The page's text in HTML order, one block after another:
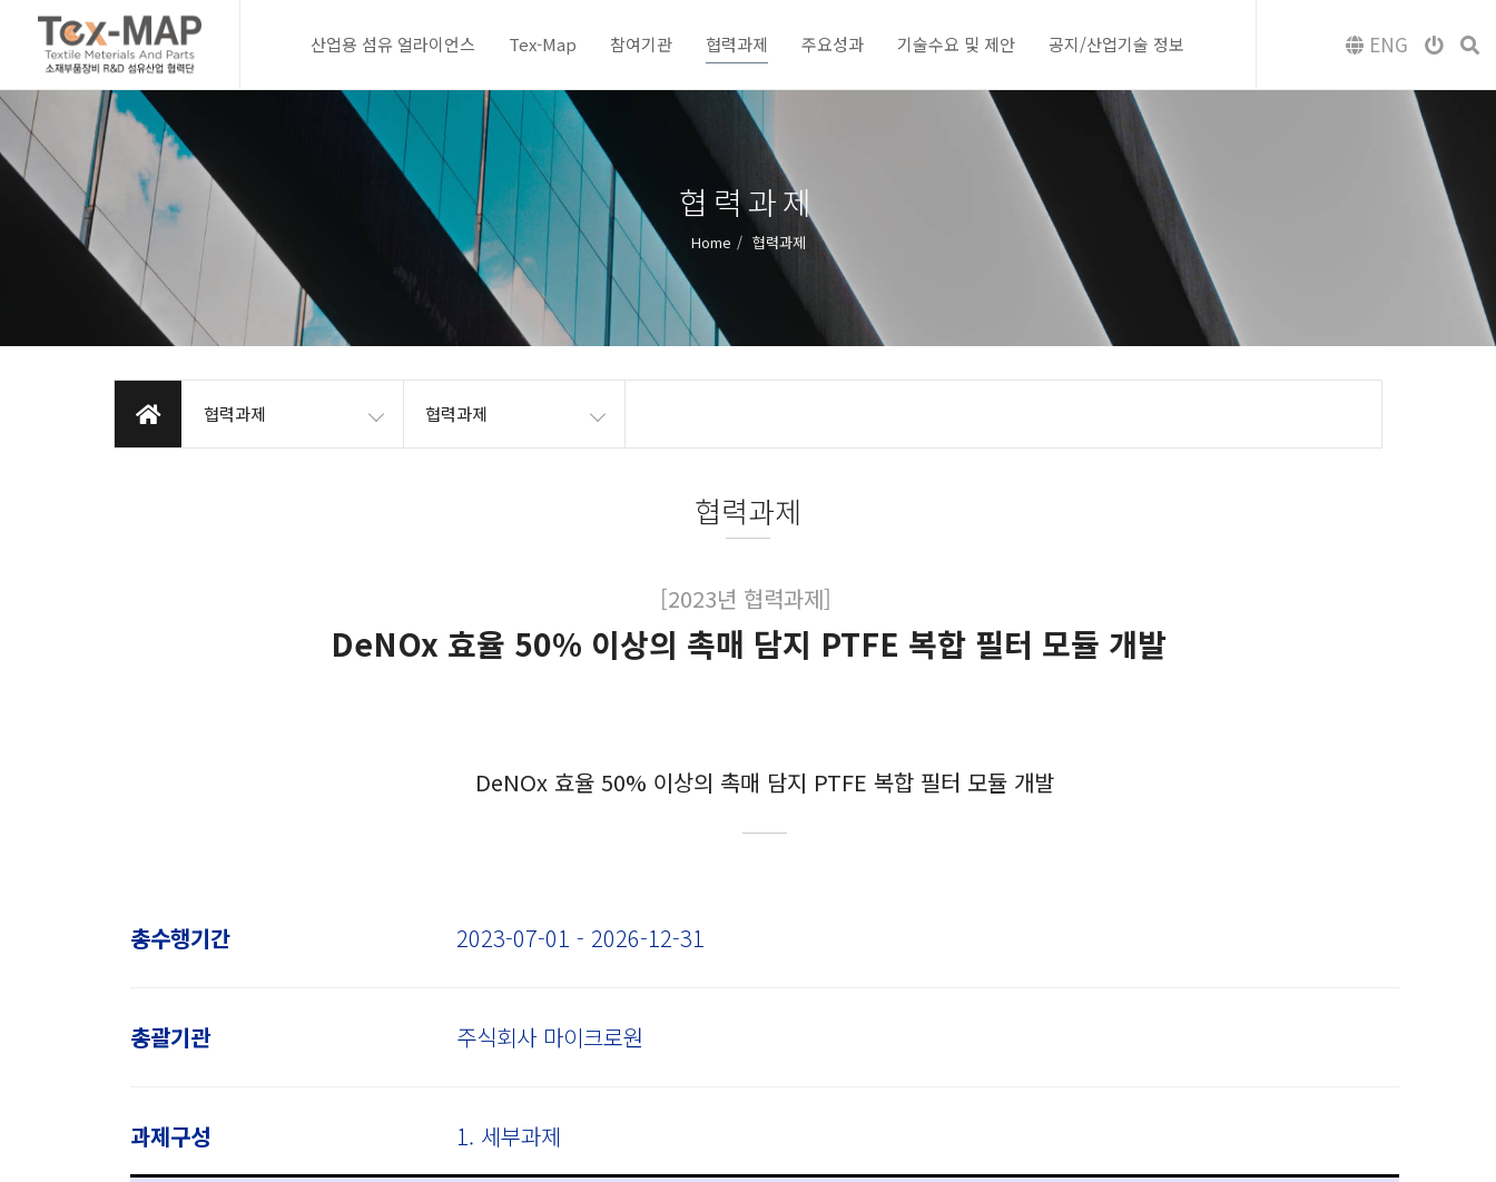
산업용 섬유 얼라이언스 Tex-Map 참여기관 협력과제 주요성과 기술수요 및 제안 공지/산업기술 정보 ENG
협력과제
Home 협력과제
협력과제 협력과제
협력과제
[2023년 협력과제]
DeNOx 효율 50% 이상의 촉매 담지 PTFE 복합 필터 모듈 개발
DeNOx 효율 50% 이상의 촉매 담지 PTFE 복합 필터 모듈 개발
총수행기간 2023-07-01 - 2026-12-31
총괄기관 주식회사 마이크로원
과제구성
1. 세부과제